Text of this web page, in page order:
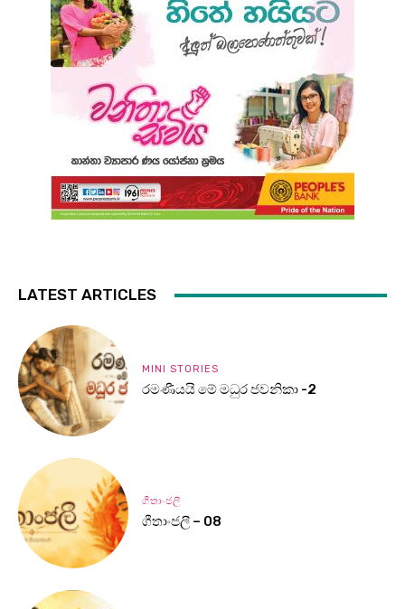
LATEST ARTICLES
MINI STORIES
රමණීයයි මේ මධුර ජවනිකා -2
ගීතාංජලී
ගීතාංජලී – 08